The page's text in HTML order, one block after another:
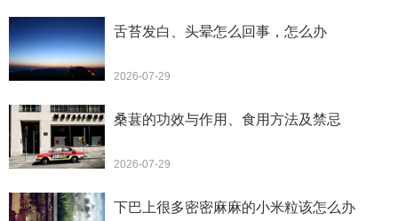
舌苔发白、头晕怎么回事，怎么办
2026-07-29
桑葚的功效与作用、食用方法及禁忌
2026-07-29
下巴上很多密密麻麻的小米粒该怎么办